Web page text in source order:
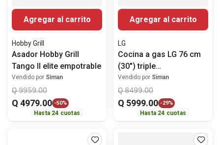
Agregar al carrito
Hobby Grill
Asador Hobby Grill
Tango II elite empotrable
Vendido por Siman
Q 9959.00
Q 4979.00 -50%
Hasta 24 cuotas
Agregar al carrito
LG
Cocina a gas LG 76 cm
(30") triple
llamaLRGL5841S
Vendido por Siman
Q 8499.00
Q 5999.00 -29%
Hasta 24 cuotas